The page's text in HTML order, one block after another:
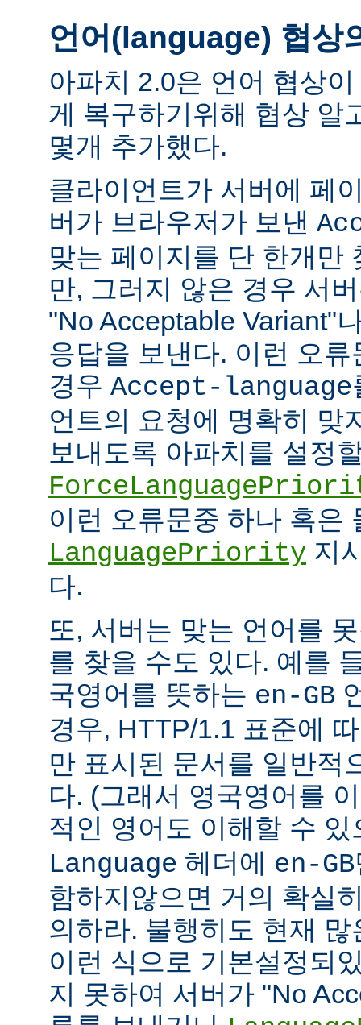
언어(language) 협상
아파치 2.0은 언어 협상
게 복구하기위해 협상 알
몇개 추가했다.
클라이언트가 서버에 페
버가 브라우저가 보낸
맞는 페이지를 단 한개만
만, 그러지 않은 경우 서
"No Acceptable Variant"
응답을 보낸다. 이런 오
경우 Accept-language
언트의 요청에 명확히 맞
보내도록 아파치를 설정
이런 오류문중 하나 혹은
LanguagePriority 지
다.
또, 서버는 맞는 언어를
를 찾을 수도 있다. 예를
국영어를 뜻하는 en-GB
경우, HTTP/1.1 표준에
만 표시된 문서를 일반적
다. (그래서 영국영어를
적인 영어도 이해할 수
Language 헤더에 en-GB
함하지않으면 거의 확실
의하라. 불행히도 현재
이런 식으로 기본설정되
지 못하여 서버가 "No